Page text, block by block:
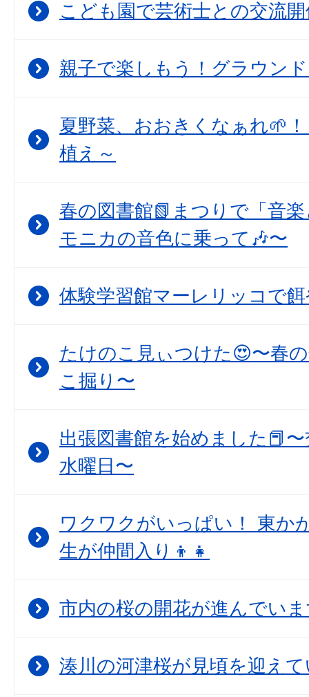
こども園で芸術士との交流
親子で楽しもう！グラウン
夏野菜、おおきくなぁれ🌱
植え～
春の図書館📗まつりで「音
モニカの音色に乗って🎶〜
体験学習館マーレリッコで
たけのこ見ぃつけた😍〜春
こ掘り〜
出張図書館を始めました📕
水曜日〜
ワクワクがいっぱい！ 東か
生が仲間入り👦👧
市内の桜の開花が進んでい
湊川の河津桜が見頃を迎え